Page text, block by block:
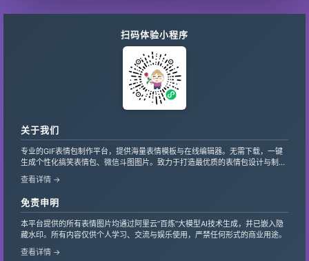
扫码体验小程序
关于我们
专业的GIF表情包制作平台，提供海量表情模板与在线编辑器。无需下载，一键
生成个性化搞笑表情包、微信斗图图片。致力于打造最优质的表情包设计与制作
服务，支持自定义文字、贴纸，让创意轻松变现。
查看详情 →
免责申明
本平台提供的所有表情图片均通过阿里云“百炼”大模型AI技术生成，并已嵌入隐
藏水印。所有内容仅供个人学习、交流与娱乐使用，严禁任何形式的商业用途。
查看详情 →